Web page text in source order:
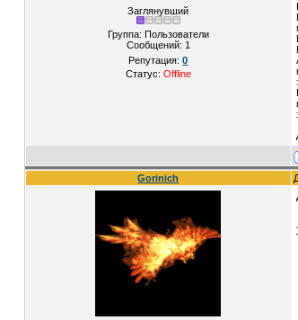
Заглянувший
Группа: Пользователи
Сообщений: 1
Репутация:0
Статус: Offline
Gorinich